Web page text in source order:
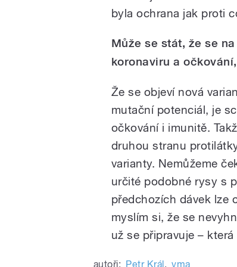
byla ochrana jak proti
Může se stát, že se
koronaviru a
Že se objeví nová
mutační potenciál, je
očkování i imunitě.
druhou stranu
varianty. Nemůžeme
určité podobné rysy s
předchozích dávek lze
myslím si, že se
už se připravuje –
autoři: Petr Král , vma